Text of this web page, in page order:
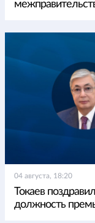
04 августа, 18:20
Токаев
должность